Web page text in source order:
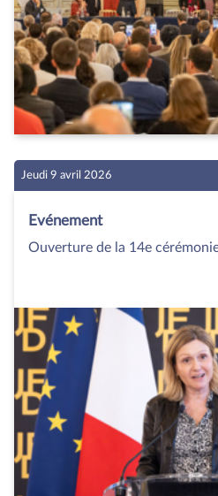
Jeudi 9 avril 2026
Evénement
Ouverture de la 14e